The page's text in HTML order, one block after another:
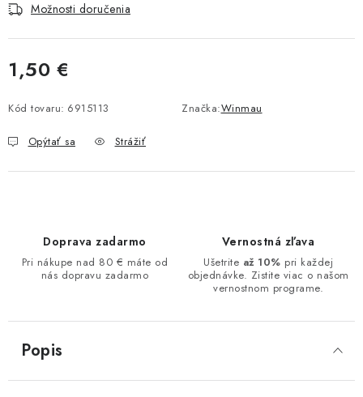
Možnosti doručenia
1,50 €
Kód tovaru: 6915113 Značka:Winmau
Opýtať sa Strážiť
Doprava zadarmo
Pri nákupe nad 80 € máte od
nás dopravu zadarmo
Vernostná zľava
Ušetrite až 10% pri každej
objednávke. Zistite viac o našom
vernostnom programe.
Popis